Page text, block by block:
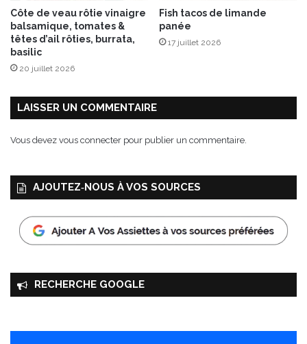
Côte de veau rôtie vinaigre
balsamique, tomates &
têtes d’ail rôties, burrata,
basilic
20 juillet 2026
Fish tacos de limande
panée
17 juillet 2026
LAISSER UN COMMENTAIRE
Vous devez vous connecter pour publier un commentaire.
AJOUTEZ‑NOUS À VOS SOURCES
RECHERCHE GOOGLE